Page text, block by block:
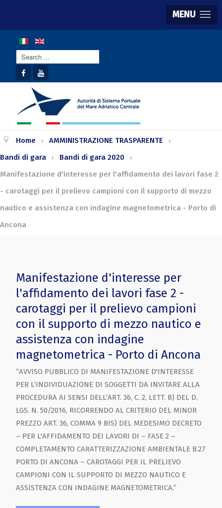
MENU
Search
...
Home
AMMINISTRAZIONE TRASPARENTE
Bandi di gara
Bandi di gara 2020
Manifestazione d'interesse per l'affidamento dei lavori fase 2
- carotaggi per il prelievo campioni con il supporto di mezzo
nautico e assistenza con indagine magnetometrica - Porto di
Ancona
Manifestazione d'interesse per
l'affidamento dei lavori fase 2 -
carotaggi per il prelievo campioni
con il supporto di mezzo nautico e
assistenza con indagine
magnetometrica - Porto di Ancona
“AVVISO PUBBLICO DI MANIFESTAZIONE D'INTERESSE
PER L’INDIVIDUAZIONE DI SOGGETTI DA INVITARE ALLA
PROCEDURA AI SENSI DELL’ART. 36, C. 2, LETT. B) DEL D.
LGS. N. 50/2016, RICORRENDO AL CRITERIO DEL MINOR
PREZZO ART. 36, COMMA 9 BIS) DEL MEDESIMO DECRETO
– PER L'AFFIDAMENTO DEI LAVORI DI – FASE 2 –
COMPLETAMENTO CARATTERIZZAZIONE AMBIENTALE B.27
PORTO DI ANCONA – CAROTAGGI PER IL PRELIEVO
CAMPIONI CON IL SUPPORTO DI MEZZO NAUTICO E
ASSISTENZA CON INDAGINE MAGNETOMETRICA.”